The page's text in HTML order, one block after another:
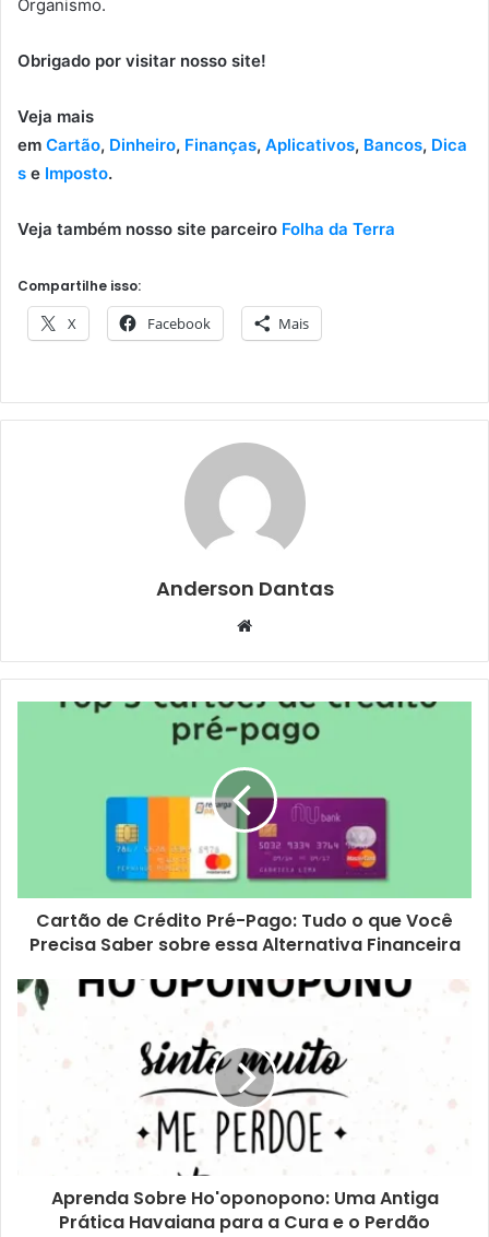
Organismo.
Obrigado por visitar nosso site!
Veja mais
em Cartão, Dinheiro, Finanças, Aplicativos, Bancos, Dica
s e Imposto.
Veja também nosso site parceiro Folha da Terra
Compartilhe isso:
X Facebook Mais
Anderson Dantas
Website
Cartão de Crédito Pré-Pago: Tudo o que Você
Precisa Saber sobre essa Alternativa Financeira
Aprenda Sobre Ho'oponopono: Uma Antiga
Prática Havaiana para a Cura e o Perdão